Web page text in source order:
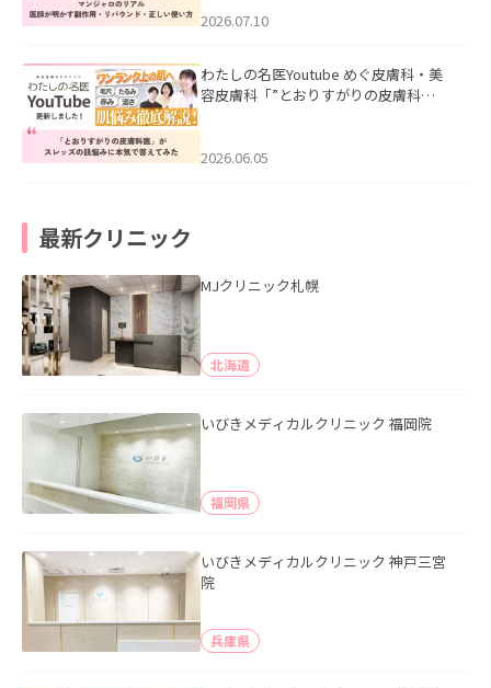
た。
2026.07.10
わたしの名医Youtube めぐ皮膚科・美
容皮膚科「”とおりすがりの皮膚科
2026.06.05
最新クリニック
MJクリニック札幌
北海道
いびきメディカルクリニック 福岡院
福岡県
いびきメディカルクリニック 神戸三宮
院
兵庫県